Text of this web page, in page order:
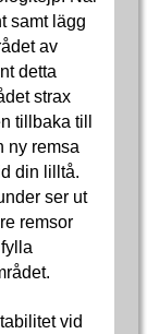
samt lägg
av
detta
strax
tillbaka till
ny remsa
din lilltå.
ser ut
remsor
vid